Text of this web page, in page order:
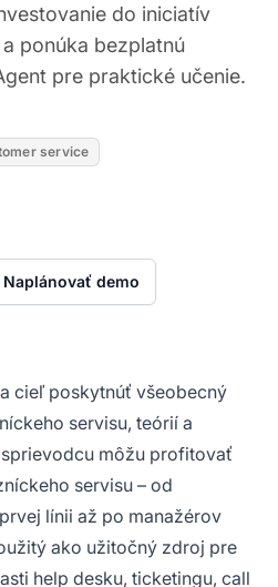
do iniciatív
ponúka bezplatnú
pre praktické učenie.
service
Naplánovať demo
cieľ poskytnúť všeobecný
servisu, teórií a
môžu profitovať
servisu – od
línii až po manažérov
ako užitočný zdroj pre
help desku, ticketingu, call